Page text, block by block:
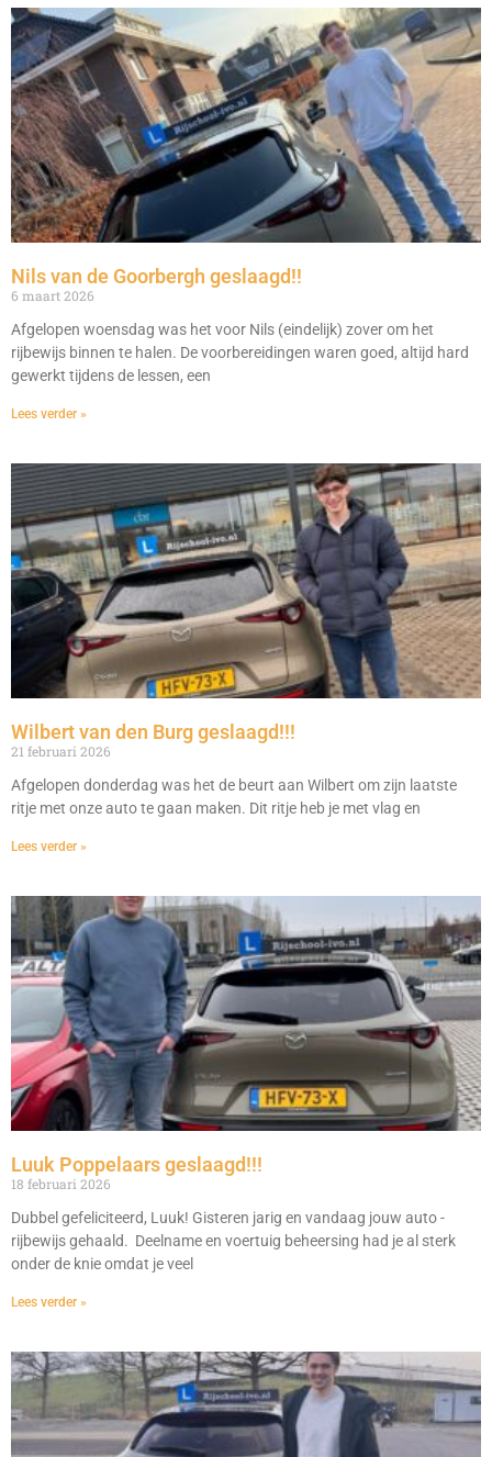
Nils van de Goorbergh geslaagd!!
6 maart 2026
Afgelopen woensdag was het voor Nils (eindelijk) zover om het
rijbewijs binnen te halen. De voorbereidingen waren goed, altijd hard
gewerkt tijdens de lessen, een
Lees verder »
Wilbert van den Burg geslaagd!!!
21 februari 2026
Afgelopen donderdag was het de beurt aan Wilbert om zijn laatste
ritje met onze auto te gaan maken. Dit ritje heb je met vlag en
Lees verder »
Luuk Poppelaars geslaagd!!!
18 februari 2026
Dubbel gefeliciteerd, Luuk! Gisteren jarig en vandaag jouw auto -
rijbewijs gehaald. Deelname en voertuig beheersing had je al sterk
onder de knie omdat je veel
Lees verder »